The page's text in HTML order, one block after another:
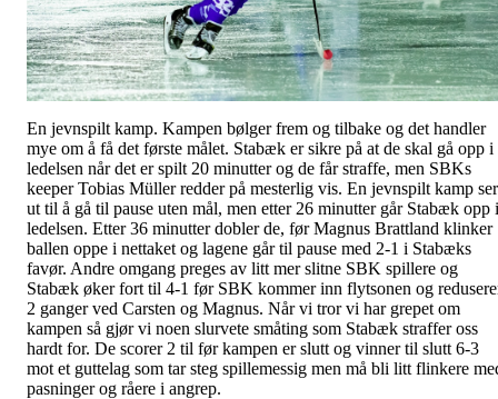
En jevnspilt kamp. Kampen bølger frem og tilbake og det handler
mye om å få det første målet. Stabæk er sikre på at de skal gå opp i
ledelsen når det er spilt 20 minutter og de får straffe, men SBKs
keeper Tobias Müller redder på mesterlig vis. En jevnspilt kamp ser
ut til å gå til pause uten mål, men etter 26 minutter går Stabæk opp i
ledelsen. Etter 36 minutter dobler de, før Magnus Brattland klinker
ballen oppe i nettaket og lagene går til pause med 2-1 i Stabæks
favør. Andre omgang preges av litt mer slitne SBK spillere og
Stabæk øker fort til 4-1 før SBK kommer inn flytsonen og
2 ganger ved Carsten og Magnus. Når vi tror vi har grepet om
kampen så gjør vi noen slurvete småting som Stabæk straffer oss
hardt for. De scorer 2 til før kampen er slutt og vinner til slutt 6-3
mot et guttelag som tar steg spillemessig men må bli litt flinkere
pasninger og råere i angrep.